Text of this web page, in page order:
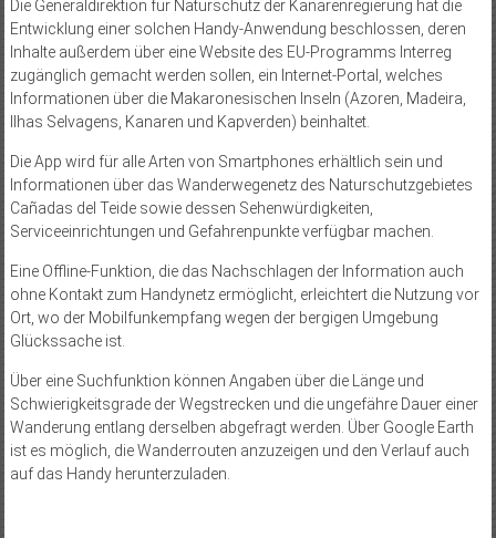
Die Generaldirektion für Naturschutz der Kanarenregierung hat die
Entwicklung einer solchen Handy-Anwendung beschlossen, deren
Inhalte außerdem über eine Website des EU-Programms Interreg
zugänglich gemacht werden sollen, ein Internet-Portal, welches
Informationen über die Makaronesischen Inseln (Azoren, Madeira,
Ilhas Selvagens, Kanaren und Kapverden) beinhaltet.
Die App wird für alle Arten von Smartphones erhältlich sein und
Informationen über das Wanderwegenetz des Naturschutzgebietes
Cañadas del Teide sowie dessen Sehenwürdigkeiten,
Serviceeinrichtungen und Gefahrenpunkte verfügbar machen.
Eine Offline-Funktion, die das Nachschlagen der Information auch
ohne Kontakt zum Handynetz ermöglicht, erleichtert die Nutzung vor
Ort, wo der Mobilfunkempfang wegen der bergigen Umgebung
Glückssache ist.
Über eine Suchfunktion können Angaben über die Länge und
Schwierigkeitsgrade der Wegstrecken und die ungefähre Dauer einer
Wanderung entlang derselben abgefragt werden. Über Google Earth
ist es möglich, die Wanderrouten anzuzeigen und den Verlauf auch
auf das Handy herunterzuladen.